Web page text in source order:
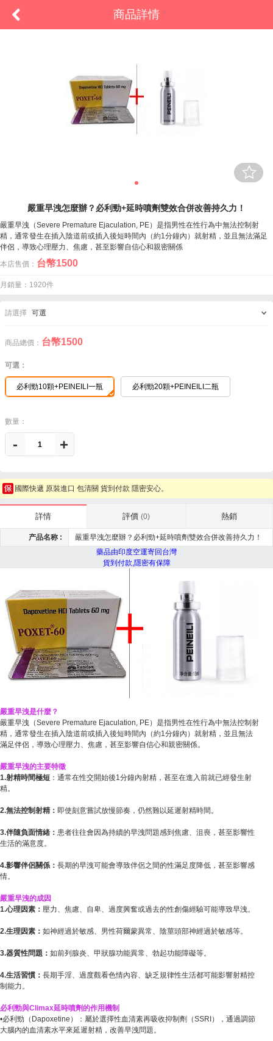
商品詳情
嚴重早洩怎麼辦？必利勁+延時噴劑雙效合併改善持久力！
嚴重早洩（Severe Premature Ejaculation, PE）是指男性在性行為中無法控制射
精，通常發生在插入陰道前或插入後短時間內（約1分鐘內）就射精，並且無法滿足
伴侶，導致心理壓力、焦慮，甚至影響自信心和親密關係
本店售價： 台幣1500
月銷量：1920件
請選擇 可選
商品總價： 台幣1500
可選：
必利勁10顆+PEINEILI一瓶 必利勁20顆+PEINEILI二瓶
數量：
- +
國際快遞 原裝進口 包清關 貨到付款 隱密安心。
詳情 評價 (0) 熱銷
产品名称 :
嚴重早洩怎麼辦？必利勁+延時噴劑雙效合併改善持久力！
藥品由印度空運寄回台灣
貨到付款,隱密有保障
嚴重早洩是什麼？
嚴重早洩（Severe Premature Ejaculation, PE）是指男性在性行為中無法控制射
精，通常發生在插入陰道前或插入後短時間內（約1分鐘內）就射精，並且無法
滿足伴侶，導致心理壓力、焦慮，甚至影響自信心和親密關係。
嚴重早洩的主要特徵
1.射精時間極短 ：通常在性交開始後1分鐘內射精，甚至在進入前就已經發生射
精。
2.無法控制射精： 即使刻意嘗試放慢節奏，仍然難以延遲射精時間。
3.伴隨負面情緒： 患者往往會因為持續的早洩問題感到焦慮、沮喪，甚至影響性
生活的滿意度。
4.影響伴侶關係： 長期的早洩可能會導致伴侶之間的性滿足度降低，甚至影響感
情。
嚴重早洩的成因
1.心理因素： 壓力、焦慮、自卑、過度興奮或過去的性創傷經驗可能導致早洩。
2.生理因素： 如神經過於敏感、男性荷爾蒙異常、陰莖頭部神經過於敏感等。
3.器質性問題： 如前列腺炎、甲狀腺功能異常、勃起功能障礙等。
4.生活習慣： 長期手淫、過度觀看色情內容、缺乏規律性生活都可能影響射精控
制能力。
必利勁與Climax延時噴劑的作用機制
•必利勁（Dapoxetine）：屬於選擇性血清素再吸收抑制劑（SSRI），通過調節
大腦內的血清素水平來延遲射精，改善早洩問題。